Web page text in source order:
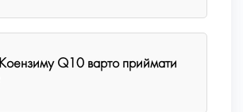
Коензиму Q10 варто приймати